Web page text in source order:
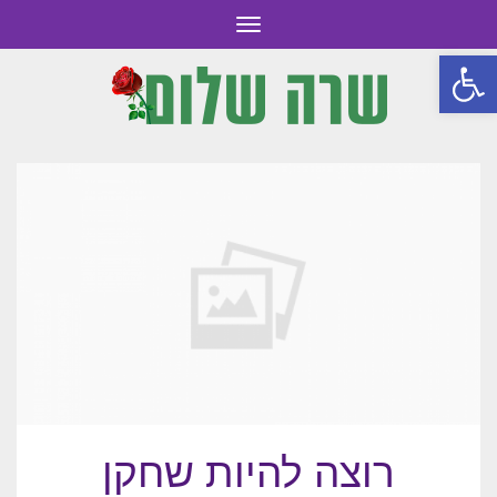
פתח סרגל נגישות
תפריט
רוצה להיות שחקן